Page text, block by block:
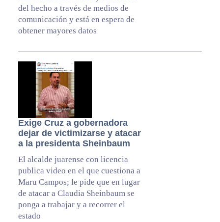
del hecho a través de medios de
comunicación y está en espera de
obtener mayores datos
Exige Cruz a gobernadora
dejar de victimizarse y atacar
a la presidenta Sheinbaum
El alcalde juarense con licencia
publica video en el que cuestiona a
Maru Campos; le pide que en lugar
de atacar a Claudia Sheinbaum se
ponga a trabajar y a recorrer el
estado